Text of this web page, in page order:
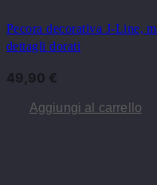
Pecora decorativa J-Line,
dettagli dorati
49,90 €
Aggiungi al carrello